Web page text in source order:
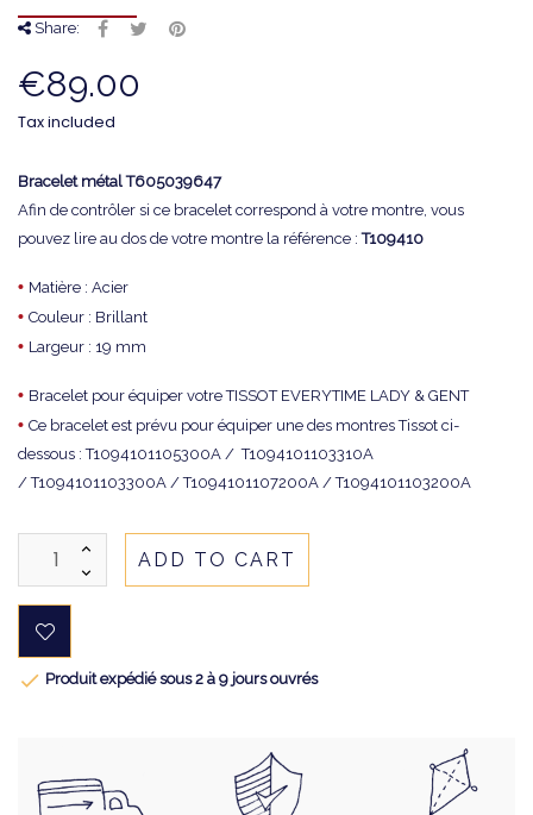
Share:
€89.00
Tax included
Bracelet métal T605039647
Afin de contrôler si ce bracelet correspond à votre montre, vous
pouvez lire au dos de votre montre la référence :T109410
• Matière : Acier
• Couleur : Brillant
• Largeur : 19 mm
• Bracelet pour équiper votre TISSOT EVERYTIME LADY & GENT
• Ce bracelet est prévu pour équiper une des montres Tissot ci-
dessous : T1094101105300A / T1094101103310A
/ T1094101103300A / T1094101107200A / T1094101103200A
ADD TO CART
 Produit expédié sous 2 à 9 jours ouvrés